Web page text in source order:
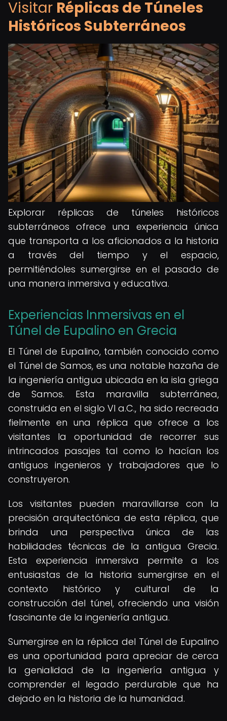
Visitar Réplicas de Túneles
Históricos Subterráneos
Explorar réplicas de túneles históricos
subterráneos ofrece una experiencia única
que transporta a los aficionados a la historia
a través del tiempo y el espacio,
permitiéndoles sumergirse en el pasado de
una manera inmersiva y educativa.
Experiencias Inmersivas en el
Túnel de Eupalino en Grecia
El Túnel de Eupalino, también conocido como
el Túnel de Samos, es una notable hazaña de
la ingeniería antigua ubicada en la isla griega
de Samos. Esta maravilla subterránea,
construida en el siglo VI a.C., ha sido recreada
fielmente en una réplica que ofrece a los
visitantes la oportunidad de recorrer sus
intrincados pasajes tal como lo hacían los
antiguos ingenieros y trabajadores que lo
construyeron.
Los visitantes pueden maravillarse con la
precisión arquitectónica de esta réplica, que
brinda una perspectiva única de las
habilidades técnicas de la antigua Grecia.
Esta experiencia inmersiva permite a los
entusiastas de la historia sumergirse en el
contexto histórico y cultural de la
construcción del túnel, ofreciendo una visión
fascinante de la ingeniería antigua.
Sumergirse en la réplica del Túnel de Eupalino
es una oportunidad para apreciar de cerca
la genialidad de la ingeniería antigua y
comprender el legado perdurable que ha
dejado en la historia de la humanidad.